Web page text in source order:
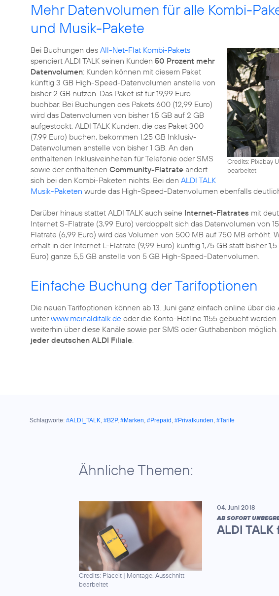
Mehr Datenvolumen für alle Kombi-
und Musik-Pakete
Credits: Pixabay
bearbeitet
Bei Buchungen des All-Net-Flat Kombi-Pakets
spendiert ALDI TALK seinen Kunden 50 Prozent mehr
Datenvolumen: Kunden können mit diesem Paket
künftig 3 GB High-Speed-Datenvolumen anstelle von
bisher 2 GB nutzen. Das Paket ist für 19,99 Euro
buchbar. Bei Buchungen des Pakets 600 (12,99 Euro)
wird das Datenvolumen von bisher 1,5 GB auf 2 GB
aufgestockt. ALDI TALK Kunden, die das Paket 300
(7,99 Euro) buchen, bekommen 1,25 GB Inklusiv-
Datenvolumen anstelle von bisher 1 GB. An den
enthaltenen Inklusiveinheiten für Telefonie oder SMS
sowie der enthaltenen Community-Flatrate ändert
sich bei den Kombi-Paketen nichts. Bei den ALDI TALK
Musik-Paketen wurde das High-Speed-Datenvolumen ebenfalls
Darüber hinaus stattet ALDI TALK auch seine Internet-Flatrates mit
Internet S-Flatrate (3,99 Euro) verdoppelt sich das Datenvolumen von
Flatrate (6,99 Euro) wird das Volumen von 500 MB auf 750 MB erhöht.
erhält in der Internet L-Flatrate (9,99 Euro) künftig 1,75 GB statt bisher
Euro) ganze 5,5 GB anstelle von 5 GB High-Speed-Datenvolumen.
Einfache Buchung der Tarifoptionen
Die neuen Tarifoptionen können ab 13. Juni ganz einfach online über
unterwww.meinalditalk.de oder die Konto-Hotline 1155 gebucht
weiterhin über diese Kanäle sowie per SMS oder Guthabenbon
jeder deutschen ALDI Filiale.
Schlagworte: #ALDI_TALK, #B2P, #Marken, #Prepaid , #Privatkunden, #Tarife
Ähnliche Themen:
Credits: Placeit | Montage, Ausschnitt
bearbeitet
04. Juni 2018
AB SOFORT
ALDI